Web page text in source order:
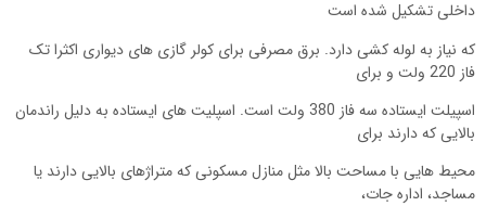
داخلی تشکیل شده است
که نیاز به لوله کشی دارد. برق مصرفی برای کولر گازی های دیواری اکثرا تک
فاز 220 ولت و برای
اسپیلت ایستاده سه فاز 380 ولت است. اسپلیت های ایستاده به دلیل راندمان
بالایی که دارند برای
محیط هایی با مساحت بالا مثل منازل مسکونی که متراژهای بالایی دارند یا
مساجد، اداره جات،